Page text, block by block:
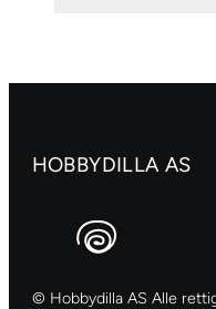
Wings-
HOBBYDILLA AS
© Hobbydilla AS Alle